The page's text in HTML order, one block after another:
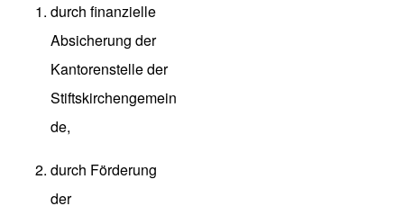
durch finanzielle
Absicherung der
Kantorenstelle der
Stiftskirchengemein
de,
durch Förderung
der